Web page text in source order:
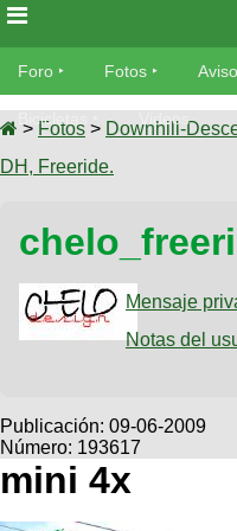
Foro
Foro
TÃ©cnica
Fotos
tu foto
Galeria
XC
Viajes
Descenso
SUBÃ
Buscar
Ultimos
Fotos
BicicleterÃ­
as
Bicicletas
Tandem
Videos
Cicloturismo
Foro Fotos
Bicicletas Videos
> Fotos > Downhill-
DH, Freeride.
Mensaje
Notas del
Publicación: 09-06-2009
Número: 193617
mini 4x